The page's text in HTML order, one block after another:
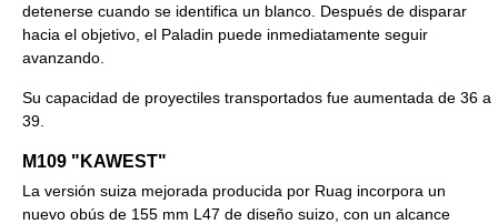
detenerse cuando se identifica un blanco. Después de disparar
hacia el objetivo, el Paladin puede inmediatamente seguir
avanzando.
Su capacidad de proyectiles transportados fue aumentada de 36 a
39.
M109 "KAWEST"
La versión suiza mejorada producida por Ruag incorpora un
nuevo obús de 155 mm L47 de diseño suizo, con un alcance